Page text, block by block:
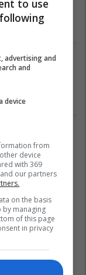
dhe e
burrit të saj,
"Dashuri e
to use
advertising and
and
device
from
device
with 369
our partners
on the basis
by managing
of this page
in privacy